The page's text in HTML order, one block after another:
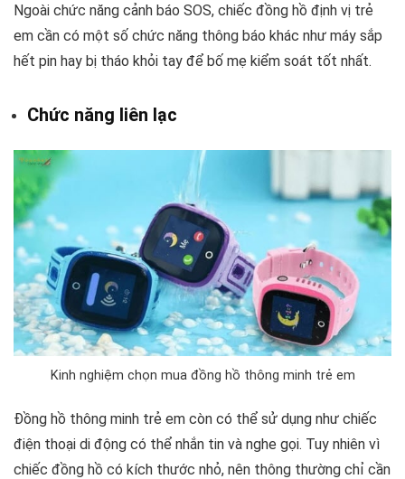
Ngoài chức năng cảnh báo SOS, chiếc đồng hồ định vị trẻ
em cần có một số chức năng thông báo khác như máy sắp
hết pin hay bị tháo khỏi tay để bố mẹ kiểm soát tốt nhất.
Chức năng liên lạc
Kinh nghiệm chọn mua đồng hồ thông minh trẻ em
Đồng hồ thông minh trẻ em còn có thể sử dụng như chiếc
điện thoại di động có thể nhắn tin và nghe gọi. Tuy nhiên vì
chiếc đồng hồ có kích thước nhỏ, nên thông thường chỉ cần